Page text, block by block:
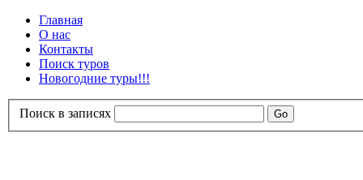
Главная
О нас
Контакты
Поиск туров
Новогодние туры!!!
Поиск в записях